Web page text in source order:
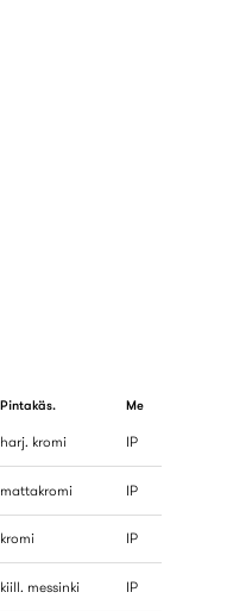
Pintakäs. Me
harj. kromi IP
mattakromi IP
kromi IP
kiill. messinki IP